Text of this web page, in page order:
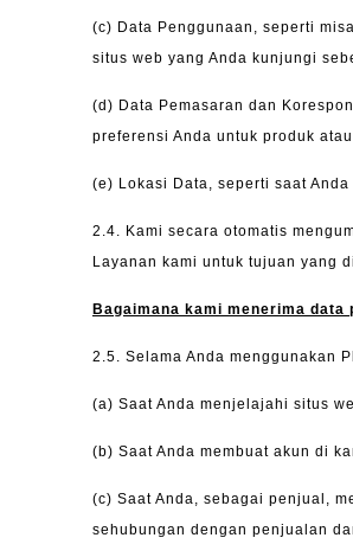
(c) Data Penggunaan, seperti
situs web yang Anda kunjungi
(d) Data Pemasaran dan
preferensi Anda untuk produk
(e) Lokasi Data, seperti saat
2.4. Kami secara otomatis
Layanan kami untuk tujuan yang
Bagaimana kami menerima data
2.5. Selama Anda menggunakan
(a) Saat Anda menjelajahi situs
(b) Saat Anda membuat akun di
(c) Saat Anda, sebagai penjual,
sehubungan dengan penjualan